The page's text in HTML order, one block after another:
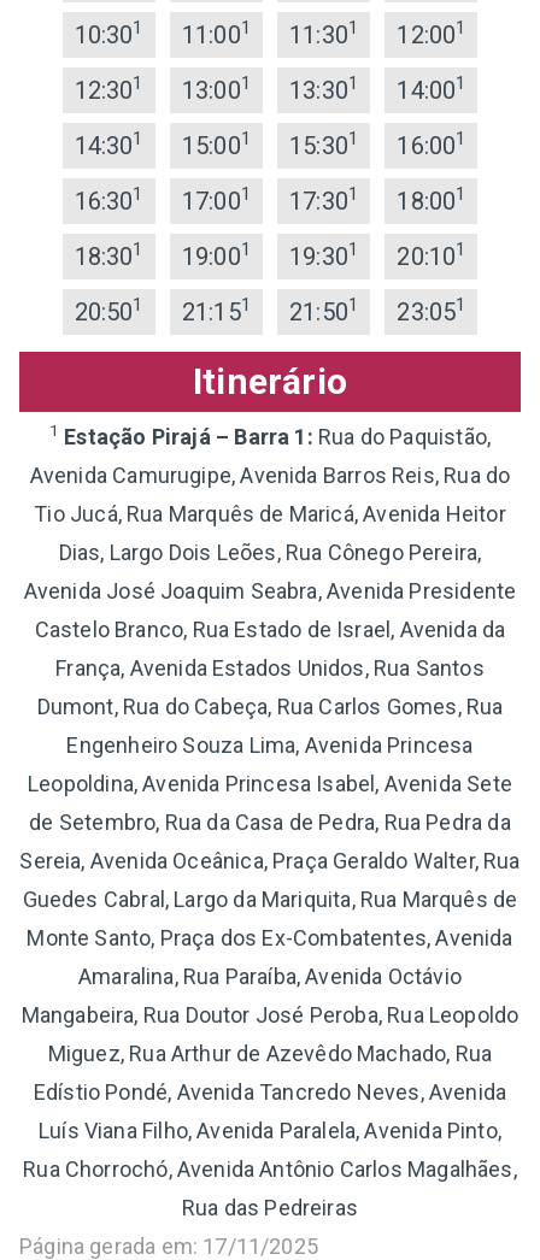
10:301 11:001 11:301 12:001
12:301 13:001 13:301 14:001
14:301 15:001 15:301 16:001
16:301 17:001 17:301 18:001
18:301 19:001 19:301 20:101
20:501 21:151 21:501 23:051
Itinerário
1 Estação Pirajá – Barra 1: Rua do Paquistão,
Avenida Camurugipe, Avenida Barros Reis, Rua do
Tio Jucá, Rua Marquês de Maricá, Avenida Heitor
Dias, Largo Dois Leões, Rua Cônego Pereira,
Avenida José Joaquim Seabra, Avenida Presidente
Castelo Branco, Rua Estado de Israel, Avenida da
França, Avenida Estados Unidos, Rua Santos
Dumont, Rua do Cabeça, Rua Carlos Gomes, Rua
Engenheiro Souza Lima, Avenida Princesa
Leopoldina, Avenida Princesa Isabel, Avenida Sete
de Setembro, Rua da Casa de Pedra, Rua Pedra da
Sereia, Avenida Oceânica, Praça Geraldo Walter, Rua
Guedes Cabral, Largo da Mariquita, Rua Marquês de
Monte Santo, Praça dos Ex-Combatentes, Avenida
Amaralina, Rua Paraíba, Avenida Octávio
Mangabeira, Rua Doutor José Peroba, Rua Leopoldo
Miguez, Rua Arthur de Azevêdo Machado, Rua
Edístio Pondé, Avenida Tancredo Neves, Avenida
Luís Viana Filho, Avenida Paralela, Avenida Pinto,
Rua Chorrochó, Avenida Antônio Carlos Magalhães,
Rua das Pedreiras
Página gerada em: 17/11/2025